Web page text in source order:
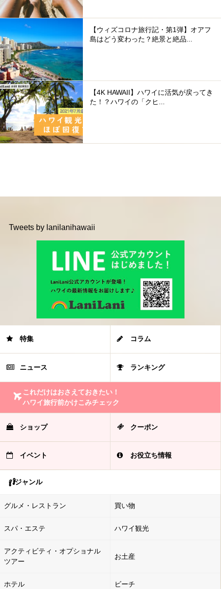
【ウィズコロナ旅行記・第1弾】オアフ
島はどう変わった？絶景と絶品...
【4K HAWAII】ハワイに活気が戻ってき
た！？ハワイの「クヒ...
Tweets by lanilanihawaii
特集 コラム
ニュース ランキング
これだけはおさえておきたい！
ハワイ旅行前かけこみチェック
ショップ クーポン
イベント お役立ち情報
ジャンル
グルメ・レストラン 買い物
スパ・エステ ハワイ観光
アクティビティ・オプショナル
ツアー
お土産
ホテル ビーチ